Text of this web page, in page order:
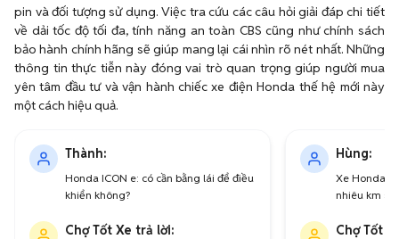
pin và đối tượng sử dụng. Việc tra cứu các câu hỏi giải đáp chi tiết
về dải tốc độ tối đa, tính năng an toàn CBS cũng như chính sách
bảo hành chính hãng sẽ giúp mang lại cái nhìn rõ nét nhất. Những
thông tin thực tiễn này đóng vai trò quan trọng giúp người mua
yên tâm đầu tư và vận hành chiếc xe điện Honda thế hệ mới này
một cách hiệu quả.
Thành:
Honda ICON e: có cần bằng lái để điều
khiển không?
Chợ Tốt Xe trả lời:
Hùng:
Xe Honda
nhiêu km
Chợ Tốt